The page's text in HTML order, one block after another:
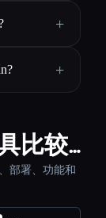
+
+
比较…
部署、功能和